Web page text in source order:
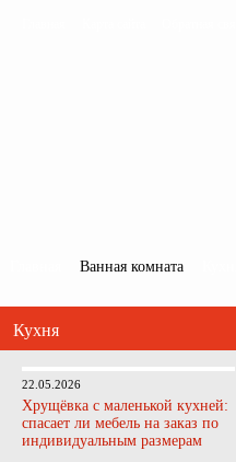
Ванная комната
Кухня
22.05.2026
Хрущёвка с маленькой кухней:
спасает ли мебель на заказ по
индивидуальным размерам